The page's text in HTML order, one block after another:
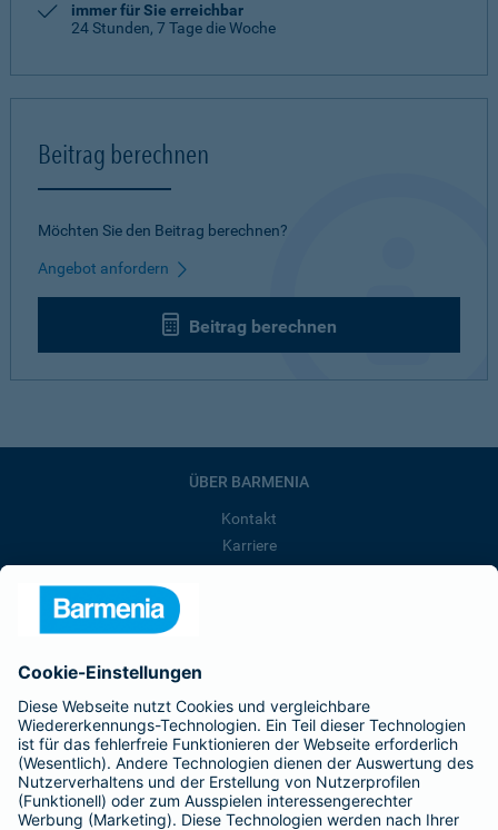
immer für Sie erreichbar
24 Stunden, 7 Tage die Woche
Beitrag berechnen
Möchten Sie den Beitrag berechnen?
Angebot anfordern
Beitrag berechnen
ÜBER BARMENIA
Kontakt
Karriere
Barmenia ist Teil der BarmeniaGothaer
BELIEBTE SEITEN
Kranken-Zusatzversicherung
Tierversicherungen
Haftpflichtversicherung